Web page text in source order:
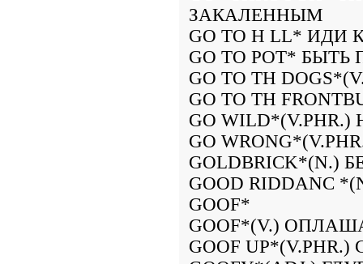
ЗАКАЛЕННЫМ
GO TO H LL* ИДИ
GO TO POT*
GO TO TH
GO TO TH
GO
GO
GOLDBRICK*(N.)
GOOD RIDDANC
GOOF*
GOOF*(V.)
GOOF